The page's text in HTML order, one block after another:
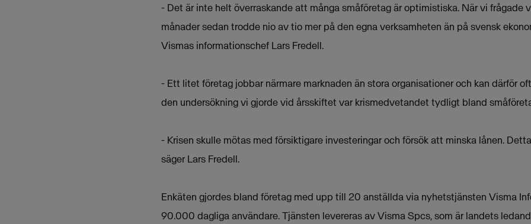
- Det är inte helt överraskande att många småföretag är optimistiska. När vi frågade
månader sedan trodde nio av tio mer på den egna verksamheten än på svensk
Vismas informationschef Lars Fredell.
- Ett litet företag jobbar närmare marknaden än stora organisationer och kan därför
den undersökning vi gjorde vid årsskiftet var krismedvetandet tydligt bland
- Krisen skulle mötas med försiktigare investeringar och försök att minska lånen.
säger Lars Fredell.
Enkäten gjordes bland företag med upp till 20 anställda via nyhetstjänsten Visma
90.000 dagliga användare. Tjänsten levereras av Visma Spcs, som är landets